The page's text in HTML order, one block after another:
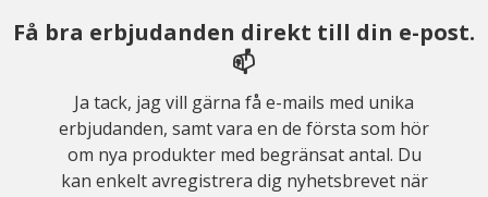
Få bra erbjudanden direkt till din e-post.
📫
Ja tack, jag vill gärna få e-mails med unika
erbjudanden, samt vara en de första som hör
om nya produkter med begränsat antal. Du
kan enkelt avregistrera dig nyhetsbrevet när